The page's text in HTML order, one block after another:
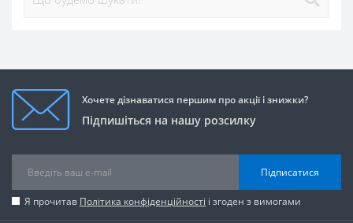
Хочете дізнаватися першим про акції і знижки?
Підпишіться на нашу розсилку
Підписатися
Я прочитав Політика конфіденційності і згоден з вимогами